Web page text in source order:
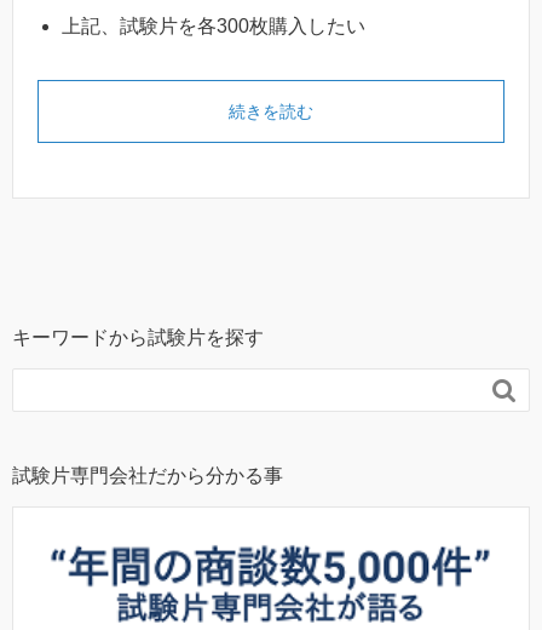
上記、試験片を各300枚購入したい
続きを読む
キーワードから試験片を探す

試験片専門会社だから分かる事